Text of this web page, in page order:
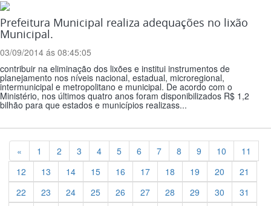
Prefeitura Municipal realiza adequações no lixão
Municipal.
03/09/2014 ás 08:45:05
contribuir na eliminação dos lixões e institui instrumentos de
planejamento nos níveis nacional, estadual, microregional,
intermunicipal e metropolitano e municipal. De acordo com o
Ministério, nos últimos quatro anos foram disponibilizados R$ 1,2
bilhão para que estados e municípios realizass...
« Previous
1 2 3 4 5 6 7 8 9 10
11
12
13 14 15 16 17 18 19 20
21
22
23 24 25 26 27 28 29 30
31